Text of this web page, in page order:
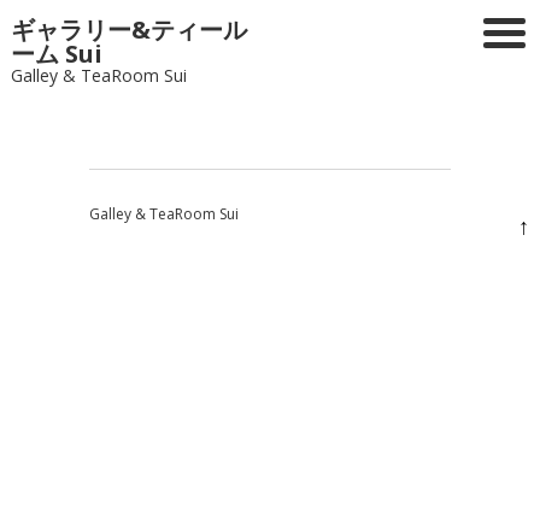
ギャラリー&ティール
ーム Sui
Galley & TeaRoom Sui
Galley & TeaRoom Sui ↑